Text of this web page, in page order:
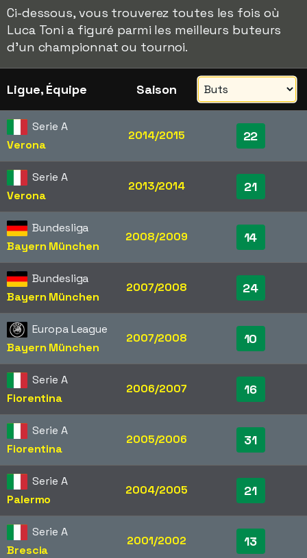
Ci-dessous, vous trouverez toutes les fois où
Luca Toni a figuré parmi les meilleurs buteurs
d'un championnat ou tournoi.
Ligue, Équipe Saison
Serie A
Verona
2014/2015 22
Serie A
Verona
2013/2014 21
Bundesliga
Bayern München
2008/2009 14
Bundesliga
Bayern München
2007/2008 24
Europa League
Bayern München
2007/2008 10
Serie A
Fiorentina
2006/2007 16
Serie A
Fiorentina
2005/2006 31
Serie A
Palermo
2004/2005 21
Serie A
Brescia
2001/2002 13